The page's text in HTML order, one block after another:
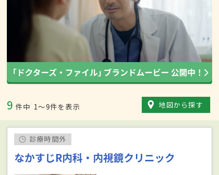
9 件中 1〜9件を表示 地図から探す
診療時間外
なかすじR内科・内視鏡クリニック